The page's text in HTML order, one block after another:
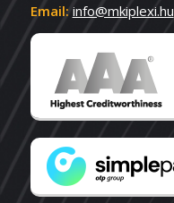
Email: info@mkiplexi.hu